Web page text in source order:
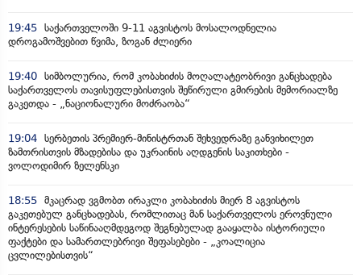
19:45 საქართველოში 9-11 აგვისტოს მოსალოდნელია
დროგამოშვებით წვიმა, ზოგან ძლიერი
19:40 სიმბოლურია, რომ კობახიძის მოღალატეობრივი განცხადება
საქართველოს თავისუფლებისთვის შეწირული გმირების მემორიალზე
გაკეთდა - „ნაციონალური მოძრაობა“
19:04 სერბეთის პრემიერ-მინისტრთან შეხვედრაზე განვიხილეთ
ზამთრისთვის მზადებისა და უკრაინის აღდგენის საკითხები -
ვოლოდიმირ ზელენსკი
18:55 მკაცრად ვგმობთ ირაკლი კობახიძის მიერ 8 აგვისტოს
გაკეთებულ განცხადებას, რომლითაც მან საქართველოს ეროვნული
ინტერესების საწინააღმდეგოდ შეგნებულად გააყალბა ისტორიული
ფაქტები და სამართლებრივი შეფასებები - „კოალიცია
ცვლილებისთვის“